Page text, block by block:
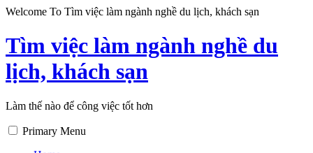
Skip
content
Welcome To Tìm việc làm ngành nghề du lịch, khách sạn
Tìm việc làm ngành nghề du
lịch, khách sạn
Làm thế nào để công việc tốt hơn
Primary Menu